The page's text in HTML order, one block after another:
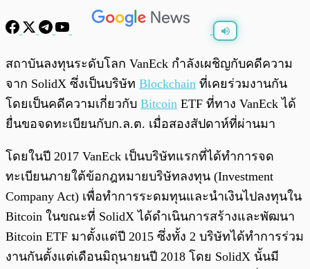
0:00 /
สถาบันลงทุนระดับโลก VanEck กำลังเผชิญกับคดีความ
จาก SolidX ซึ่งเป็นบริษัท Blockchain ที่เคยร่วมงานกัน
โดยเป็นคดีความเกี่ยวกับ Bitcoin ETF ที่ทาง VanEck ได้
ยื่นขอจดทะเบียนกับก.ล.ต. เมื่อสองสัปดาห์ที่ผ่านมา
โดยในปี 2017 VanEck เป็นบริษัทแรกที่ได้ทำการจด
ทะเบียนภายใต้ข้อกฎหมายบริษัทลงทุน (Investment
Company Act) เพื่อทำการระดมทุนและนำเงินไปลงทุนใน
Bitcoin ในขณะที่ SolidX ได้ดำเนินการสร้างและพัฒนา
Bitcoin ETF มาตั้งแต่ปี 2015 ซึ่งทั้ง 2 บริษัทได้ทำการร่วม
งานกันตั้งแต่เดือนมิถุนายนปี 2018 โดย SolidX นั้นมี